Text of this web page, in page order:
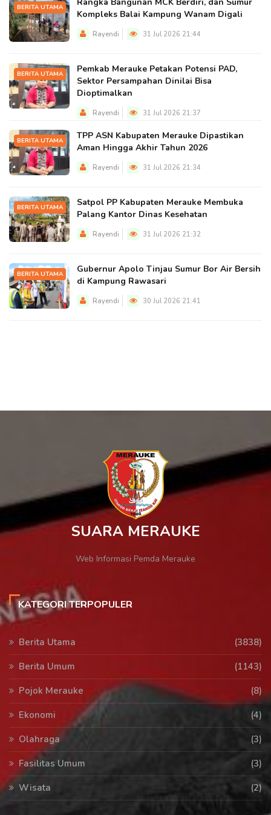
BERITA UTAMA
Kompleks Balai Kampung Wanam Digali
Rayendi 31 Jul 2026 21:44
BERITA UTAMA
Pemkab Merauke Petakan Potensi PAD,
Sektor Persampahan Dinilai Bisa
Dioptimalkan
Rayendi 31 Jul 2026 21:37
BERITA UTAMA
TPP ASN Kabupaten Merauke Dipastikan
Aman Hingga Akhir Tahun 2026
Rayendi 31 Jul 2026 21:34
BERITA UTAMA
Satpol PP Kabupaten Merauke Membuka
Palang Kantor Dinas Kesehatan
Rayendi 31 Jul 2026 21:32
BERITA UTAMA
Gubernur Apolo Tinjau Sumur Bor Air Bersih
di Kampung Rawasari
Rayendi 30 Jul 2026 21:41
SUARA MERAUKE
Web Informasi Pemda Merauke
KATEGORI TERPOPULER
Berita Utama
(3838)
Berita Umum
(1143)
Pojok Merauke
(8)
Ekonomi
(4)
Olahraga
(3)
Fasilitas Umum
(3)
Wisata
(2)